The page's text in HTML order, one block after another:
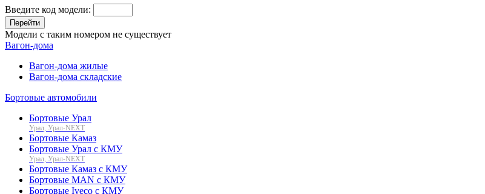
Введите код модели:
Перейти
Модели с таким номером не существует
Вагон-дома
Вагон-дома жилые
Вагон-дома складские
Бортовые автомобили
Бортовые Урал
Урал, Урал-NEXT
Бортовые Камаз
Бортовые Урал с КМУ
Урал, Урал-NEXT
Бортовые Камаз с КМУ
Бортовые MAN с КМУ
Бортовые Iveco с КМУ